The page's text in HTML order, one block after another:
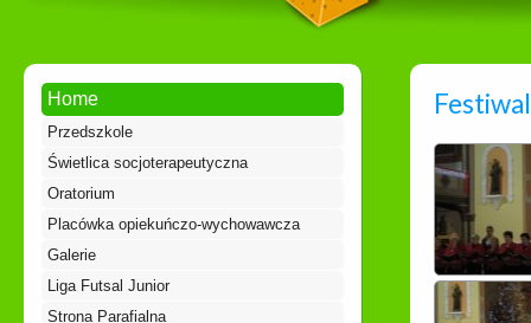
Home
Przedszkole
Świetlica socjoterapeutyczna
Oratorium
Placówka opiekuńczo-wychowawcza
Galerie
Liga Futsal Junior
Strona Parafialna